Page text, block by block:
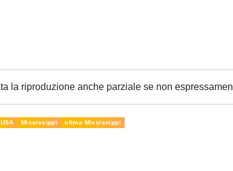
la riproduzione anche parziale se non
USA Mississippi clima Mississippi